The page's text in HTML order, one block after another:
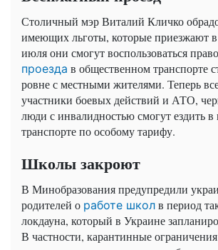
Столичный мэр Виталий Кличко
имеющих льготы, которые приезжают
июля они смогут воспользоваться
проезда в общественном транспорте
ровне с местными жителями. Теперь
участники боевых действий и АТО,
люди с инвалидностью смогут ездить в
транспорте по особому тарифу.
Школы закроют
В Минобразования предупредили
родителей о работе школ в период
локдауна, который в Украине
В частности, карантинные ограничения